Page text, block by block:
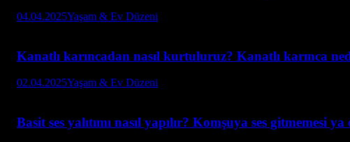
04.04.2025Yaşam & Ev Düzeni
Kanatlı karıncadan nasıl kurtuluruz? Kanatlı karınca
02.04.2025Yaşam & Ev Düzeni
Basit ses yalıtımı nasıl yapılır? Komşuya ses gitmemesi